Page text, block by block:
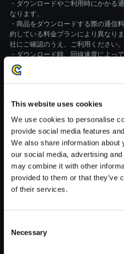
This website uses cookies
We use cookies to personalise
provide social media features
We also share information about
our social media, advertising
may combine it with other
provided to them or that they’ve
of their services.
Selection
Necessary
・ダウンロードやご利用時にかかる
なります。
・商品をダウンロードする際の通信
約している料金プランにより異なり
社にご確認のうえ、ご利用ください。
・ダウンロード時、回線速度によっ
がかかる場合がございます。
※ご購入いただいたファイルのダウ
が安定しているWifi環境でお試しくだ
【単曲】
ジナルサ
スのテーマ